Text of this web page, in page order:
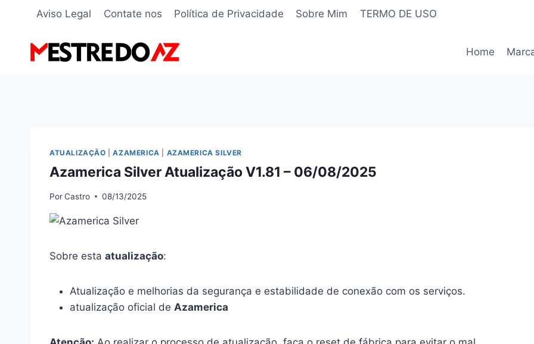
Conteúdo
Aviso Legal Contate nos Política de Privacidade Sobre Mim TERMO DE USO
Home
ATUALIZAÇÃO |AZAMERICA AZAMERICA SILVER
Azamerica Silver Atualização V1.81 – 06/08/2025
PorCastro 08/13/2025
Sobre esta atualização:
Atualização e melhorias da segurança e estabilidade de conexão com os serviços.
atualização oficial de Azamerica